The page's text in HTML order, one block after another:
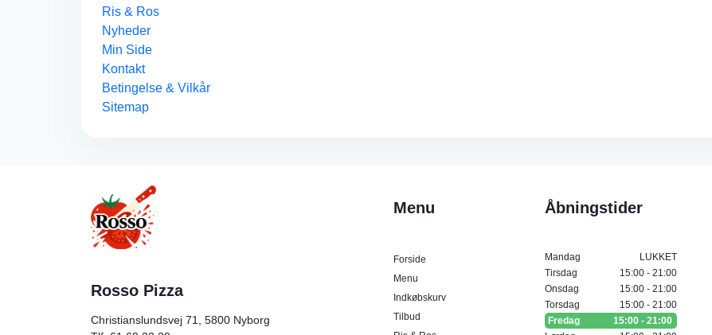
Ris & Ros
Nyheder
Min Side
Kontakt
Betingelse & Vilkår
Sitemap
Rosso Pizza
Christianslundsvej 71, 5800 Nyborg
Menu
Forside
Menu
Indkøbskurv
Tilbud
Åbningstider
Mandag
LUKKET
Tirsdag
15:00 - 21:00
Onsdag
15:00 - 21:00
Torsdag
15:00 - 21:00
Fredag
15:00 - 21:00